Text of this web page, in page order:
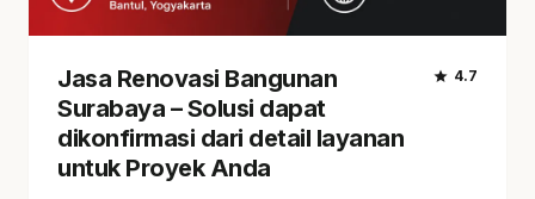
Jasa Renovasi Bangunan
Surabaya – Solusi dapat
dikonfirmasi dari detail layanan
untuk Proyek Anda
star 4.7